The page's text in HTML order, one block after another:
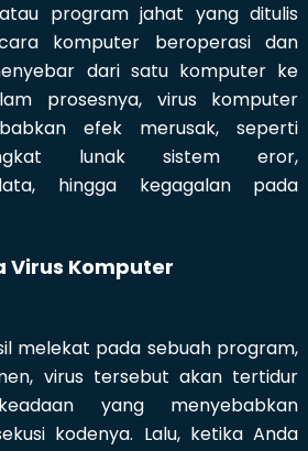
program jahat yang ditulis
komputer beroperasi dan
dari satu komputer ke
prosesnya, virus komputer
efek merusak, seperti
lunak sistem eror,
hingga kegagalan pada
Virus Komputer
melekat pada sebuah program,
virus tersebut akan tertidur
yang menyebabkan
kodenya. Lalu, ketika Anda